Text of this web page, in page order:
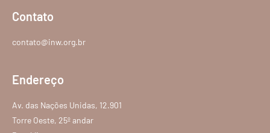
Contato
contato@inw.org.br
Endereço
Av. das Nações Unidas, 12.901
Torre Oeste, 25º andar